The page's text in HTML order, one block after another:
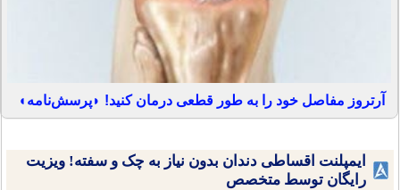
آرتروز مفاصل خود را به طور قطعی درمان کنید! ◗پرسش‌نامه◖
ایمپلنت اقساطی دندان بدون نیاز به چک و سفته! ویزیت
رایگان توسط متخصص